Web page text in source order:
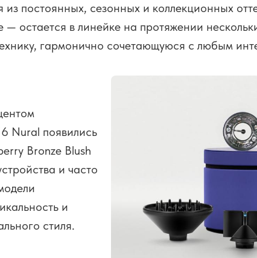
постоянных, сезонных и коллекционных
остается в линейке на протяжении
гармонично сочетающуюся с любым
Nural появились
Bronze Blush
и часто
и
стиля.